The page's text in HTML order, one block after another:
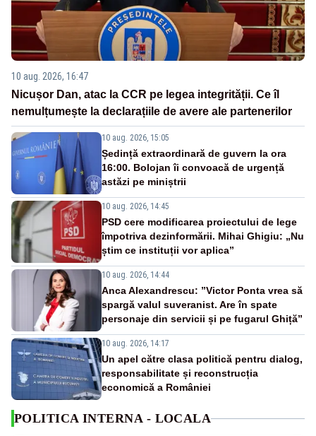
10 aug. 2026, 16:47
Nicușor Dan, atac la CCR pe legea integrității. Ce îl
nemulțumește la declarațiile de avere ale partenerilor
10 aug. 2026, 15:05
Ședință extraordinară de guvern la ora
16:00. Bolojan îi convoacă de urgență
astăzi pe miniștrii
10 aug. 2026, 14:45
PSD cere modificarea proiectului de lege
împotriva dezinformării. Mihai Ghigiu: „Nu
știm ce instituții vor aplica”
10 aug. 2026, 14:44
Anca Alexandrescu: ”Victor Ponta vrea să
spargă valul suveranist. Are în spate
personaje din servicii și pe fugarul Ghiță”
10 aug. 2026, 14:17
Un apel către clasa politică pentru dialog,
responsabilitate și reconstrucția
economică a României
POLITICA INTERNA - LOCALA